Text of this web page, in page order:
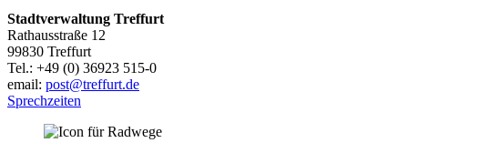
Stadtverwaltung Treffurt
Rathausstraße 12
99830 Treffurt
Tel.: +49 (0) 36923 515-0
email: post@treffurt.de
Sprechzeiten